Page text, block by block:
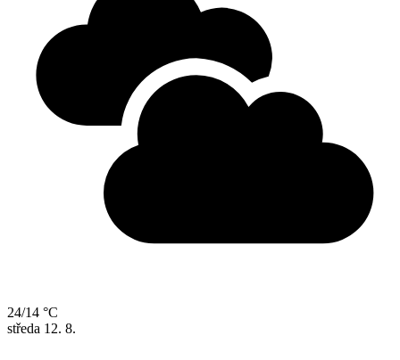
24/14 °C
středa 12. 8.